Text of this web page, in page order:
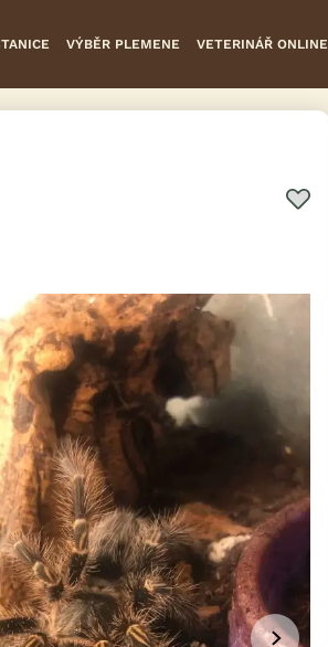
VÝBĚR PLEMENE VETERINÁŘ ONLINE